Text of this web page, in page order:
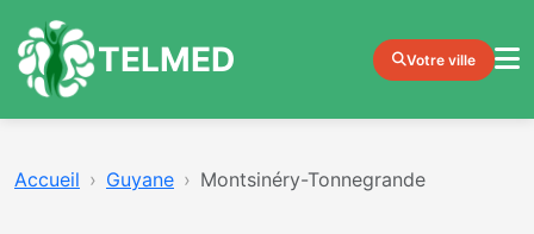
TELMED Votre ville
Accueil Guyane Montsinéry-Tonnegrande